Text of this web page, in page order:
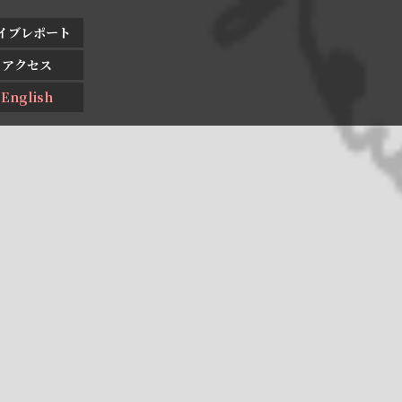
ブレポート
アクセス
English